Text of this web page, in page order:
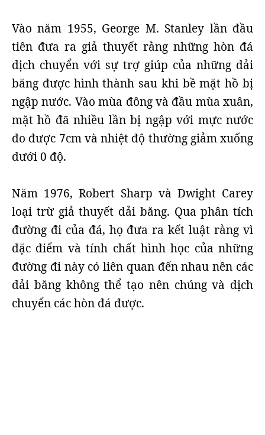
Vào năm 1955, George M. Stanley lần đầu
tiên đưa ra giả thuyết rằng những hòn đá
dịch chuyển với sự trợ giúp của những dải
băng được hình thành sau khi bề mặt hồ bị
ngập nước. Vào mùa đông và đầu mùa xuân,
mặt hồ đã nhiều lần bị ngập với mực nước
đo được 7cm và nhiệt độ thường giảm xuống
dưới 0 độ.
Năm 1976, Robert Sharp và Dwight Carey
loại trừ giả thuyết dải băng. Qua phân tích
đường đi của đá, họ đưa ra kết luật rằng vì
đặc điểm và tính chất hình học của những
đường đi này có liên quan đến nhau nên các
dải băng không thể tạo nên chúng và dịch
chuyển các hòn đá được.